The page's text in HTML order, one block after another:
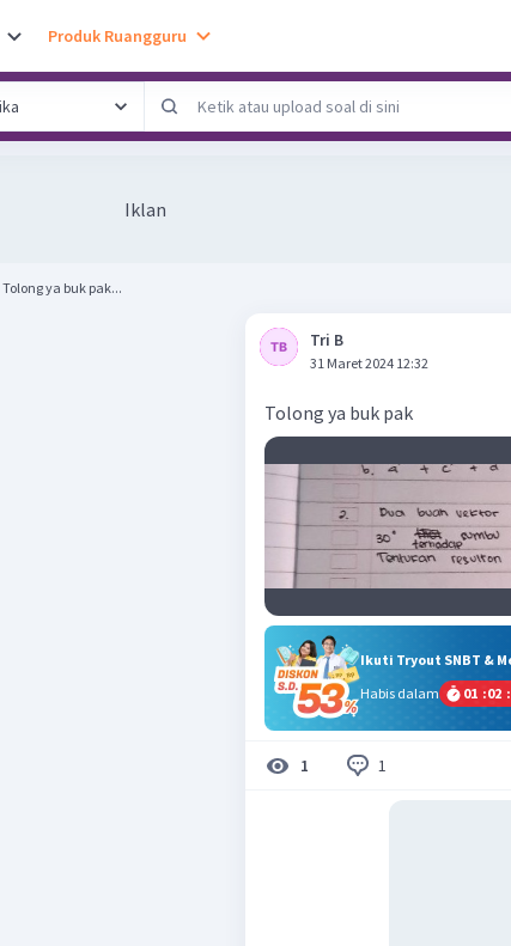
Produk Ruangguru
Iklan
Tolong ya buk pak...
Tri B
31 Maret 2024 12:32
Tolong ya buk pak
Ikuti Tryout SNBT &
Habis dalam
01 :02 :
1 1